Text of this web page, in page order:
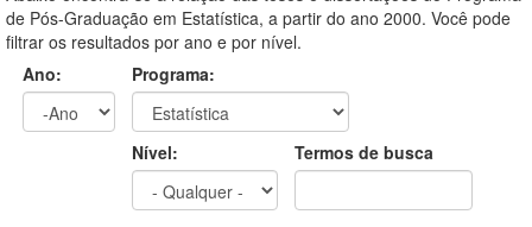
de Pós-Graduação em Estatística, a partir do ano 2000. Você pode
filtrar os resultados por ano e por nível.
Ano:
Programa:
Nível: Termos de busca